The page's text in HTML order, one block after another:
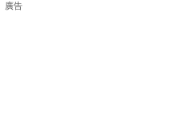
廣告